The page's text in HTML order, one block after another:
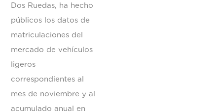
Dos Ruedas, ha hecho
públicos los datos de
matriculaciones del
mercado de vehículos
ligeros
correspondientes al
mes de noviembre y al
acumulado anual en